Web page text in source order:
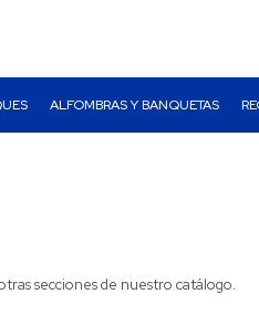
ALFOMBRAS Y BANQUETAS
secciones de nuestro catálogo.